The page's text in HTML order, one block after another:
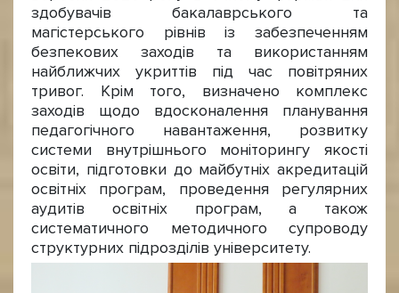
здобувачів бакалаврського та
магістерського рівнів із забезпеченням
безпекових заходів та використанням
найближчих укриттів під час повітряних
тривог. Крім того, визначено комплекс
заходів щодо вдосконалення планування
педагогічного навантаження, розвитку
системи внутрішнього моніторингу якості
освіти, підготовки до майбутніх акредитацій
освітніх програм, проведення регулярних
аудитів освітніх програм, а також
систематичного методичного супроводу
структурних підрозділів університету.